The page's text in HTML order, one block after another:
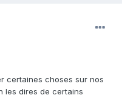
certaines choses sur nos
les dires de certains